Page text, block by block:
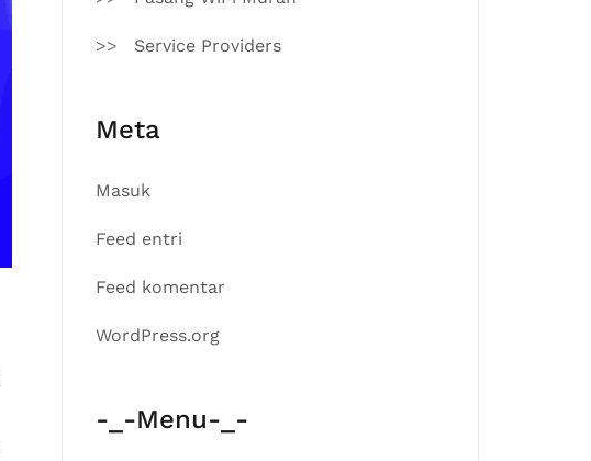
Service Providers
Meta
Masuk
Feed entri
Feed komentar
WordPress.org
-_-Menu-_-